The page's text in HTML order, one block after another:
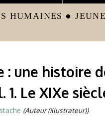
HUMAINES circle
une histoire
Le XIXe
(Auteur (illustrateur))